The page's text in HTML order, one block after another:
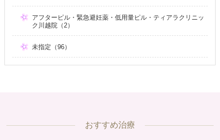
アフターピル・緊急避妊薬・低用量ピル・ティアラクリニッ
ク川越院（2）
未指定（96）
おすすめ治療